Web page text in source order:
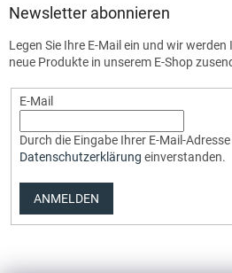
Newsletter abonnieren
Legen Sie Ihre E-Mail ein und wir
neue Produkte in unserem E-Shop
E-Mail
Durch die Eingabe Ihrer E-Mail-
Datenschutzerklärung einverstanden.
ANMELDEN